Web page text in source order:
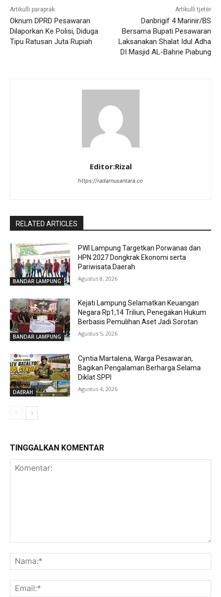
Artikulli paraprak
Oknum DPRD Pesawaran
Dilaporkan Ke Polisi, Diduga
Tipu Ratusan Juta Rupiah
Artikulli tjetër
Danbrigif 4 Marinir/BS
Bersama Bupati Pesawaran
Laksanakan Shalat Idul Adha
DI Masjid AL-Bahrie Piabung
Editor:Rizal
https://radarnusantara.co
RELATED ARTICLES
BANDAR LAMPUNG
PWI Lampung Targetkan Porwanas dan
HPN 2027 Dongkrak Ekonomi serta
Pariwisata Daerah
Agustus 8, 2026
BANDAR LAMPUNG
Kejati Lampung Selamatkan Keuangan
Negara Rp1,14 Triliun, Penegakan Hukum
Berbasis Pemulihan Aset Jadi Sorotan
Agustus 5, 2026
DAERAH
Cyntia Martalena, Warga Pesawaran,
Bagikan Pengalaman Berharga Selama
Diklat SPPI
Agustus 4, 2026
TINGGALKAN KOMENTAR